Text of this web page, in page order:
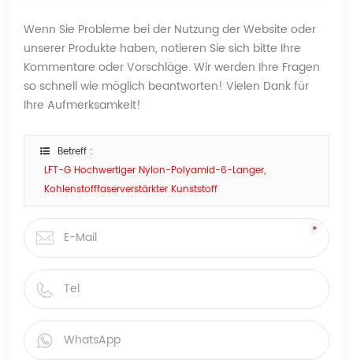
Wenn Sie Probleme bei der Nutzung der Website oder
unserer Produkte haben, notieren Sie sich bitte Ihre
Kommentare oder Vorschläge. Wir werden Ihre Fragen
so schnell wie möglich beantworten! Vielen Dank für
Ihre Aufmerksamkeit!
Betreff :
LFT-G Hochwertiger Nylon-Polyamid-6-Langer,
Kohlenstofffaserverstärkter Kunststoff